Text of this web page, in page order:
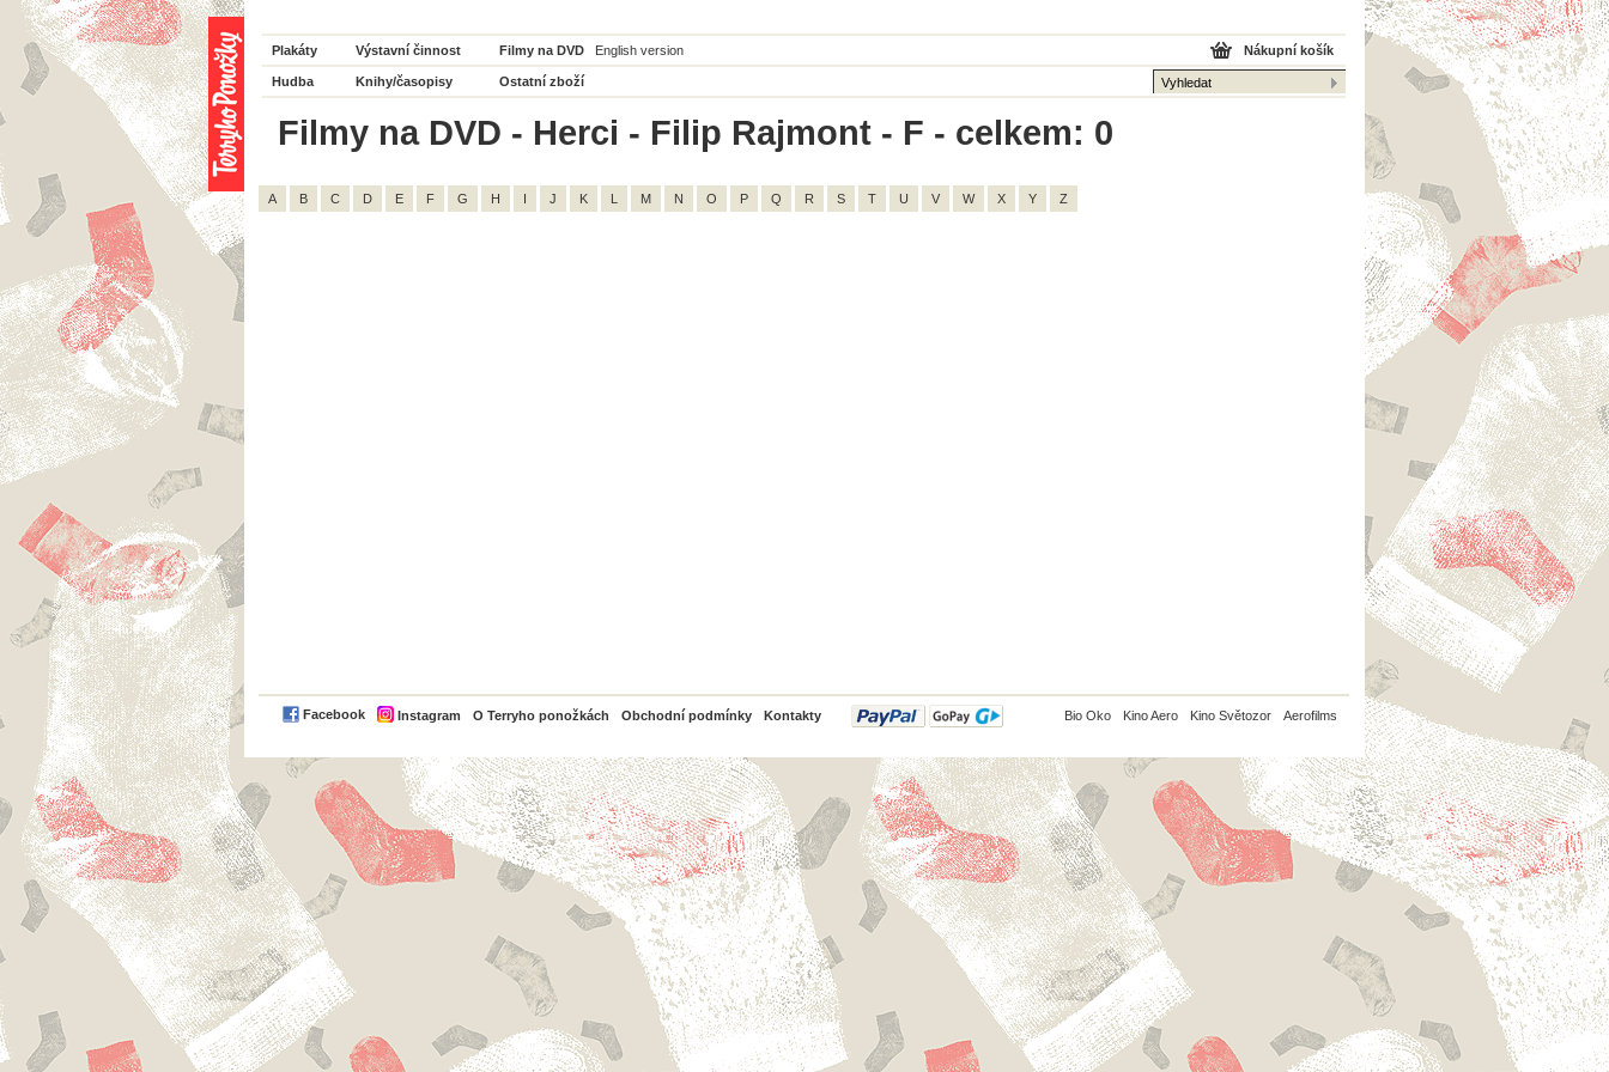
Plakáty Výstavní činnost Filmy na DVD English version
Hudba Knihy/časopisy Ostatní zboží
Nákupní košík
Filmy na DVD - Herci - Filip Rajmont - F - celkem: 0
A B C D E F G H I J K L M N O P Q R S T U V W X Y Z
Facebook Instagram O Terryho ponožkách Obchodní podmínky Kontakty
PayPal Bio Oko Kino Aero Kino Světozor Aerofilms